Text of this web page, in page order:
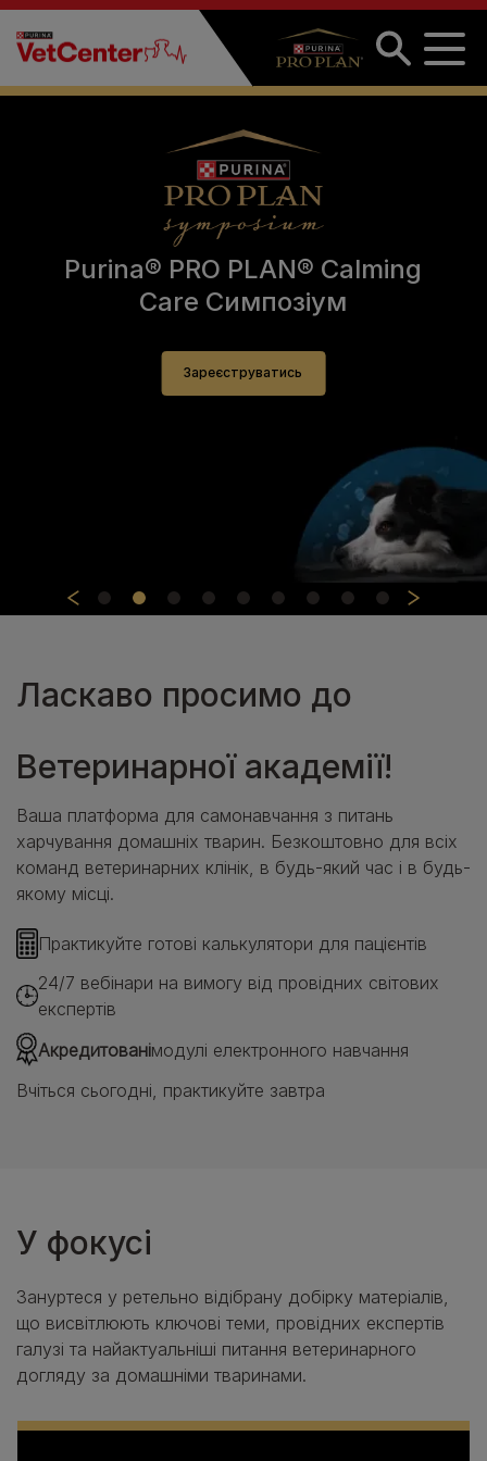
Перейти до основного вмісту
Purina® PRO PLAN® Calming
Care Симпозіум
Зареєструватись
Ласкаво просимо до
Ветеринарної академії!
Ваша платформа для самонавчання з питань
харчування домашніх тварин. Безкоштовно для всіх
команд ветеринарних клінік, в будь-який час і в будь-
якому місці.
Практикуйте готові калькулятори для пацієнтів
24/7 вебінари на вимогу від провідних світових
експертів
Акредитованімодулі електронного навчання
Вчіться сьогодні, практикуйте завтра
У фокусі
Зануртеся у ретельно відібрану добірку матеріалів,
що висвітлюють ключові теми, провідних експертів
галузі та найактуальніші питання ветеринарного
догляду за домашніми тваринами.